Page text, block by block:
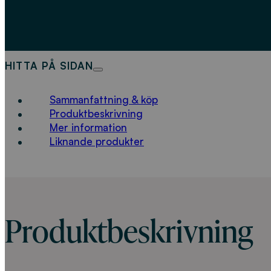
HITTA PÅ SIDAN
Sammanfattning & köp
Produktbeskrivning
Mer information
Liknande produkter
Produktbeskrivning